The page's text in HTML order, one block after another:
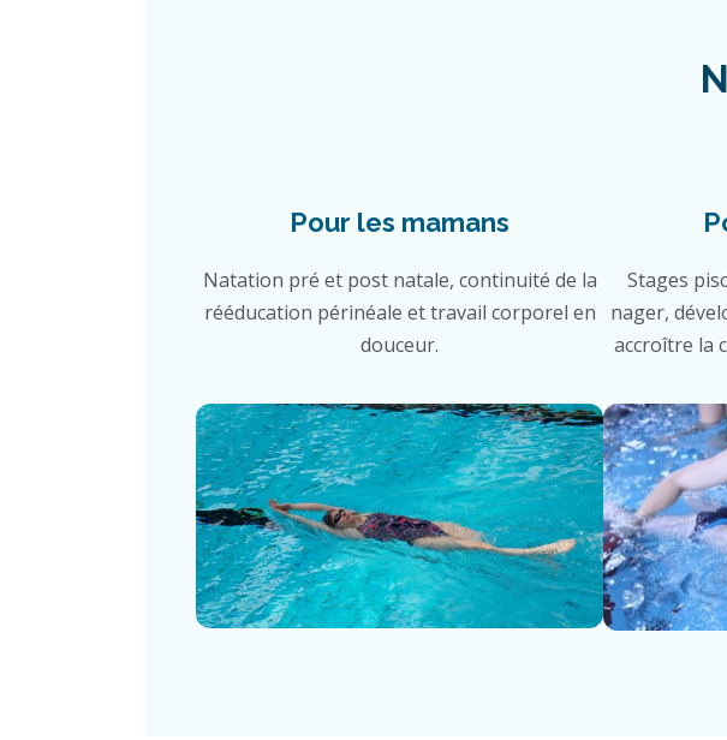
Pour les mamans
Natation pré et post natale, continuité de la
rééducation périnéale et travail corporel en
douceur.
Stages
nager,
accroître la